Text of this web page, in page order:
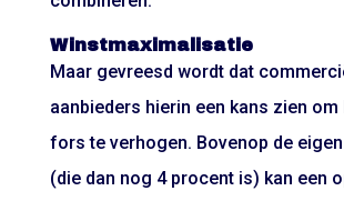
Winstmaximalisatie
Maar gevreesd wordt dat
aanbieders hierin een kans zien om
fors te verhogen. Bovenop de
(die dan nog 4 procent is) kan een